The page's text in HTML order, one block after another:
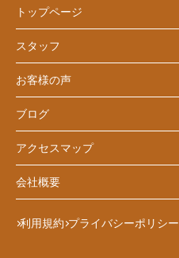
トップページ
スタッフ
お客様の声
ブログ
アクセスマップ
会社概要
利用規約 プライバシーポリシー